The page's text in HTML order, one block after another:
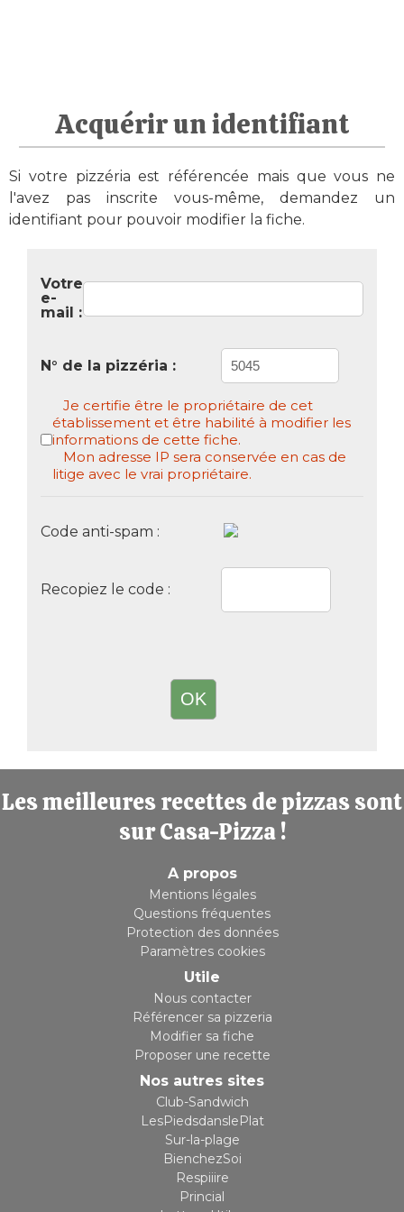
Acquérir un identifiant
Si votre pizzéria est référencée mais que vous ne
l'avez pas inscrite vous-même, demandez un
identifiant pour pouvoir modifier la fiche.
Votre
e-
mail :
N° de la pizzéria :
Je certifie être le propriétaire de cet
établissement et être habilité à modifier les
informations de cette fiche.
Mon adresse IP sera conservée en cas de
litige avec le vrai propriétaire.
Code anti-spam :
Recopiez le code :
Les meilleures recettes de pizzas sont
sur Casa-Pizza !
A propos
Mentions légales
Questions fréquentes
Protection des données
Paramètres cookies
Utile
Nous contacter
Référencer sa pizzeria
Modifier sa fiche
Proposer une recette
Nos autres sites
Club-Sandwich
LesPiedsdanslePlat
Sur-la-plage
BienchezSoi
Respiiire
Princial